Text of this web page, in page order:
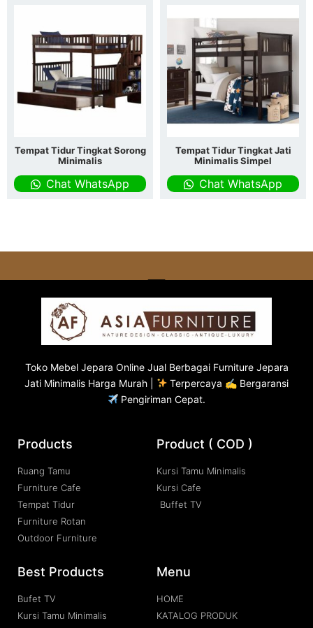
Tempat Tidur Tingkat Sorong
Minimalis
Chat WhatsApp
Tempat Tidur Tingkat Jati
Minimalis Simpel
Chat WhatsApp
Toko Mebel Jepara Online Jual Berbagai Furniture Jepara
Jati Minimalis Harga Murah |
Terpercaya ✍ Bergaransi
Pengiriman Cepat.
Products
Ruang Tamu
Furniture Cafe
Tempat Tidur
Furniture Rotan
Outdoor Furniture
Product ( COD )
Kursi Tamu Minimalis
Kursi Cafe
Buffet TV
Best Products
Bufet TV
Kursi Tamu Minimalis
Menu
HOME
KATALOG PRODUK